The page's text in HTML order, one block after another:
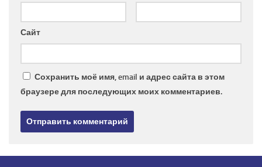
Сайт
Сохранить моё имя, email и адрес сайта в этом
браузере для последующих моих комментариев.